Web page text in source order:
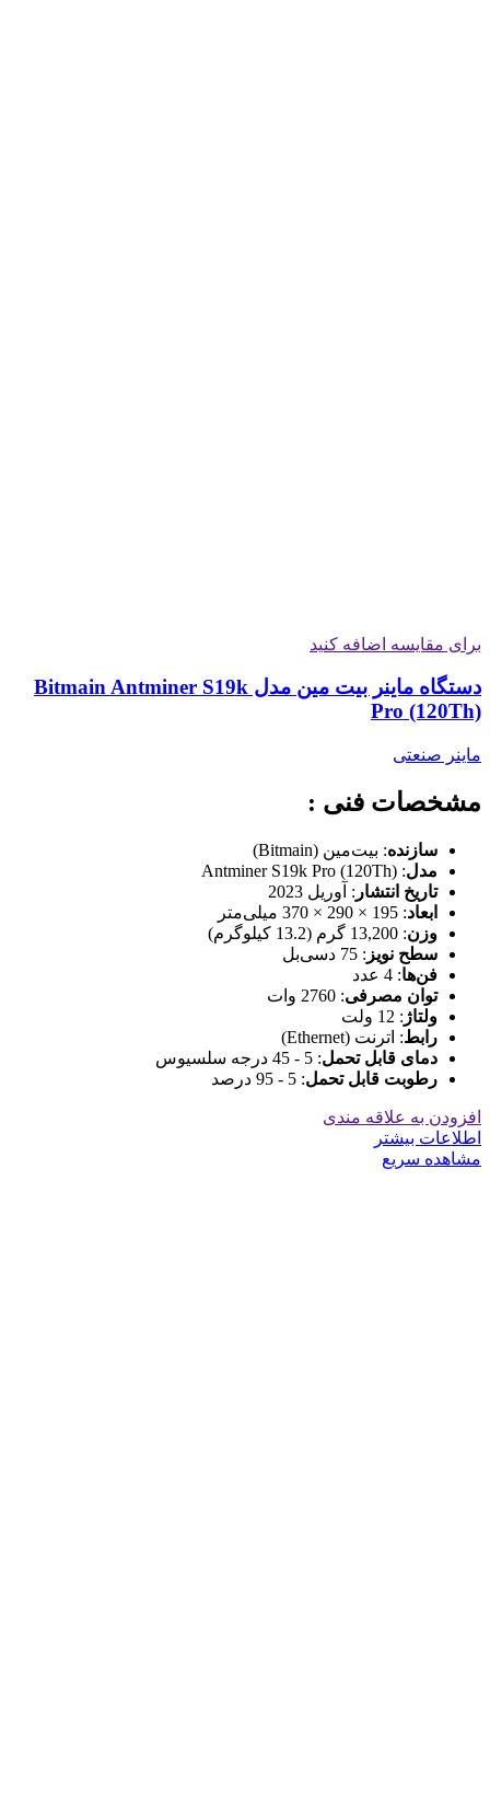
برای مقایسه اضافه کنید
دستگاه ماینر بیت مین مدل Bitmain Antminer S19k
Pro (120Th)
ماینر صنعتی
مشخصات فنی :
سازنده: بیت‌مین (Bitmain)
مدل: Antminer S19k Pro (120Th)
تاریخ انتشار : آوریل 2023
ابعاد: 195 × 290 × 370 میلی‌متر
وزن: 13,200 گرم (13.2 کیلوگرم)
سطح نویز : 75 دسی‌بل
فن‌ها: 4 عدد
توان مصرفی: 2760 وات
ولتاژ : 12 ولت
رابط: اترنت (Ethernet)
دمای قابل تحمل: 5 - 45 درجه سلسیوس
رطوبت قابل تحمل: 5 - 95 درصد
افزودن به علاقه مندی
اطلاعات بیشتر
مشاهده سریع